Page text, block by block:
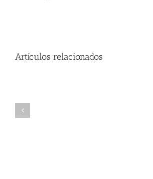
WooCommerce My Account
Artículos relacionados